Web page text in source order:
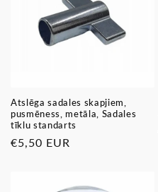
Atslēga sadales skapjiem,
pusmēness, metāla, Sadales
tīklu standarts
Parastā
€5,50 EUR